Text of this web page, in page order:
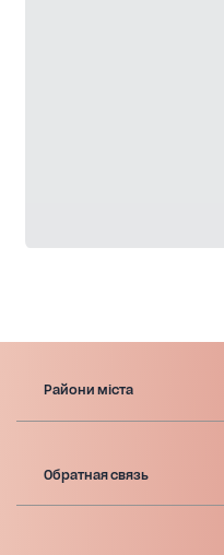
Райони міста
Обратная связь